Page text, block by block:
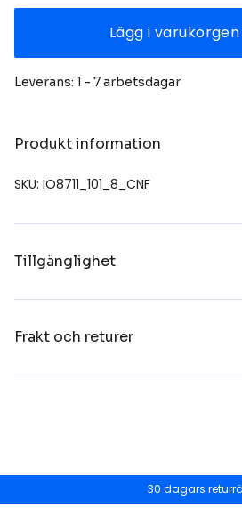
Lägg i varukorgen
Leverans: 1 - 7 arbetsdagar
Produkt information
SKU: IO8711_101_8_CNF
Tillgänglighet
Frakt och returer
30 dagars